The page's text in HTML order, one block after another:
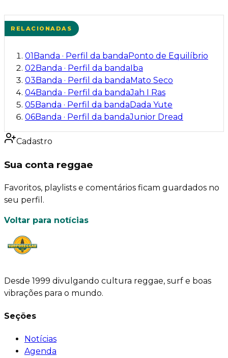
RELACIONADAS
01 Banda · Perfil da banda Ponto de Equilíbrio
02 Banda · Perfil da banda Iba
03 Banda · Perfil da banda Mato Seco
04Banda · Perfil da bandaJah I Ras
05 Banda · Perfil da banda Dada Yute
06Banda · Perfil da bandaJunior Dread
Cadastro
Sua conta reggae
Favoritos, playlists e comentários ficam guardados no
seu perfil.
Voltar para notícias
Desde 1999 divulgando cultura reggae, surf e boas
vibrações para o mundo.
Seções
Notícias
Agenda